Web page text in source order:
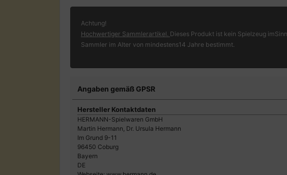
Achtung!
Hochwertiger Sammlerartikel. Dieses Produkt ist kein Spielzeug
Sammler im Alter von mindestens14 Jahre bestimmt.
Angaben gemäß GPSR
Hersteller Kontaktdaten
HERMANN-Spielwaren GmbH
Martin Hermann, Dr. Ursula Hermann
Im Grund 9-11
96450 Coburg
Bayern
DE